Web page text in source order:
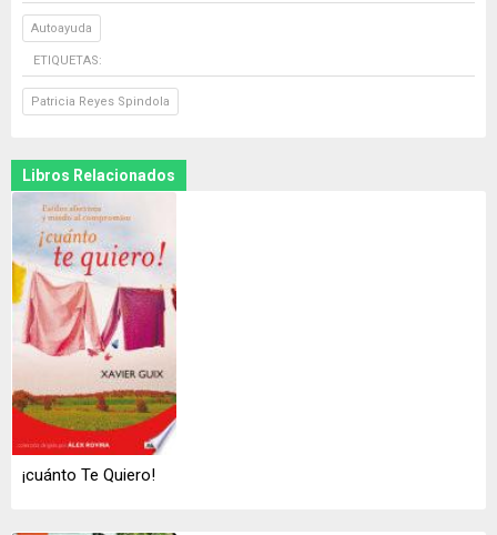
Autoayuda
ETIQUETAS:
Patricia Reyes Spindola
Libros Relacionados
¡cuánto Te Quiero!